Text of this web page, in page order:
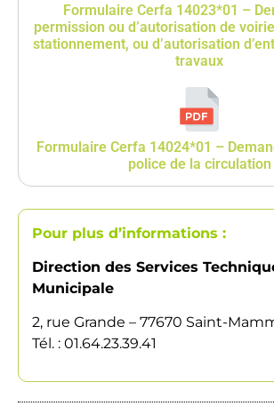
Formulaire Cerfa 14023*01 –
permission ou d’autorisation de
stationnement, ou d’autorisation
travaux
Formulaire Cerfa 14024*01 –
police de la circulation
Pour plus d’informations :
Direction des Services
Municipale
2, rue Grande – 77670 Saint-
Tél. : 01.64.23.39.41